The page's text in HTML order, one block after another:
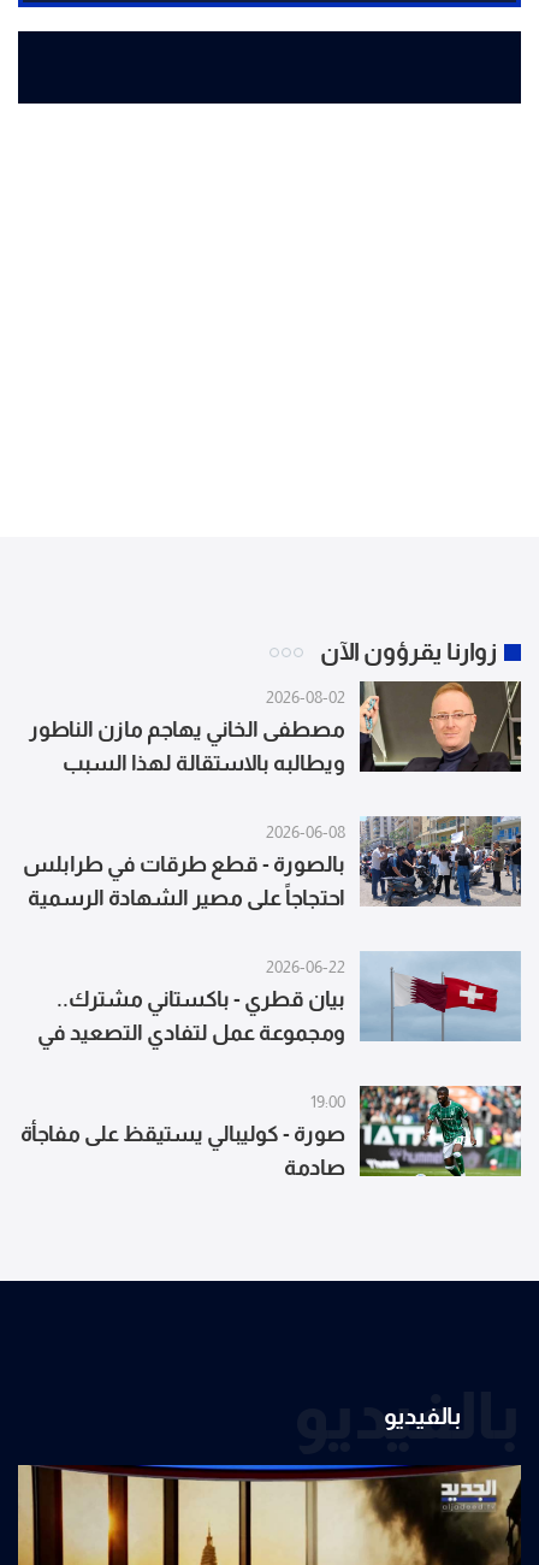
زوارنا يقرؤون الآن
2026-08-02
مصطفى الخاني يهاجم مازن الناطور
ويطالبه بالاستقالة لهذا السبب
2026-06-08
بالصورة - قطع طرقات في طرابلس
احتجاجاً على مصير الشهادة الرسمية
2026-06-22
بيان قطري - باكستاني مشترك..
ومجموعة عمل لتفادي التصعيد في
19:00
صورة - كوليبالي يستيقظ على مفاجأة
صادمة
بالفيديو
بالفيديو